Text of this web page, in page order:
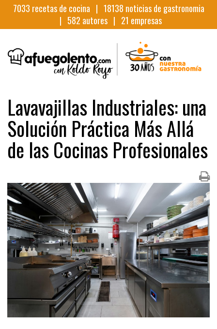
7033 recetas de cocina | 18138 noticias de gastronomia
| 582 autores | 21 empresas
Lavavajillas Industriales: una
Solución Práctica Más Allá
de las Cocinas Profesionales